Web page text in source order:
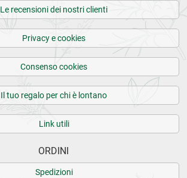
Le recensioni dei nostri clienti
Privacy e cookies
Consenso cookies
Il tuo regalo per chi è lontano
Link utili
ORDINI
Spedizioni